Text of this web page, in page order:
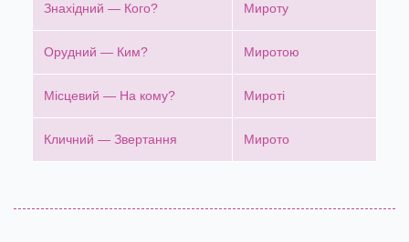
Знахідний — Кого? Мироту
Орудний — Ким? Миротою
Місцевий — На кому? Мироті
Кличний — Звертання Мирото